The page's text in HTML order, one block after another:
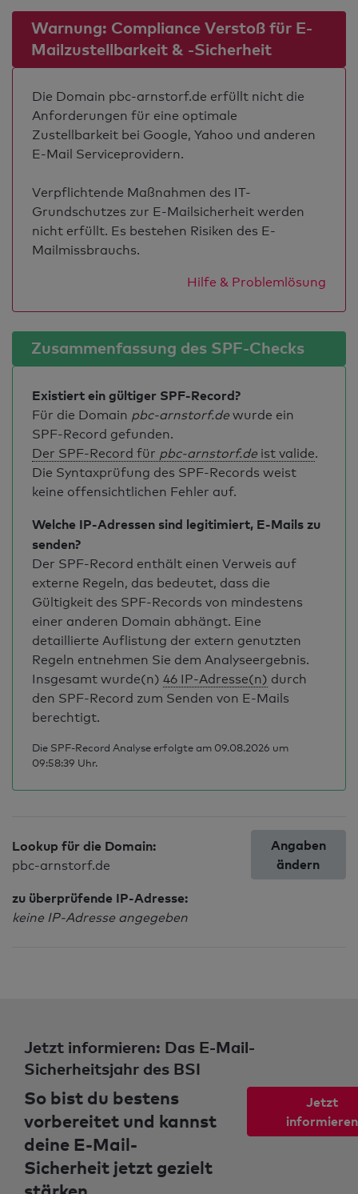
Warnung: Compliance Verstoß für E-
Mailzustellbarkeit & -Sicherheit
Die Domain pbc-arnstorf.de erfüllt nicht die
Anforderungen für eine optimale
Zustellbarkeit bei Google, Yahoo und anderen
E-Mail Serviceprovidern.
Verpflichtende Maßnahmen des IT-
Grundschutzes zur E-Mailsicherheit werden
nicht erfüllt. Es bestehen Risiken des E-
Mailmissbrauchs.
Hilfe & Problemlösung
Zusammenfassung des SPF-Checks
Existiert ein gültiger SPF-Record?
Für die Domain pbc-arnstorf.de wurde ein
SPF-Record gefunden.
Der SPF-Record für pbc-arnstorf.de ist valide.
Die Syntaxprüfung des SPF-Records weist
keine offensichtlichen Fehler auf.
Welche IP-Adressen sind legitimiert, E-Mails zu
senden?
Der SPF-Record enthält einen Verweis auf
externe Regeln, das bedeutet, dass die
Gültigkeit des SPF-Records von mindestens
einer anderen Domain abhängt. Eine
detaillierte Auflistung der extern genutzten
Regeln entnehmen Sie dem Analyseergebnis.
Insgesamt wurde(n) 46 IP-Adresse(n) durch
den SPF-Record zum Senden von E-Mails
berechtigt.
Die SPF-Record Analyse erfolgte am 09.08.2026 um
09:58:39 Uhr.
Lookup für die Domain:
pbc-arnstorf.de
zu überprüfende IP-Adresse:
keine IP-Adresse angegeben
Angaben
ändern
Jetzt informieren: Das E-Mail-
Sicherheitsjahr des BSI
So bist du bestens
vorbereitet und kannst
deine E-Mail-
Sicherheit jetzt gezielt
Jetzt
informieren